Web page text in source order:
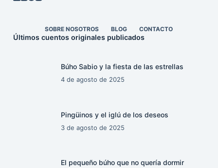
SOBRE NOSOTROS BLOG CONTACTO
Últimos cuentos originales publicados
Búho Sabio y la fiesta de las estrellas
4 de agosto de 2025
Pingüinos y el iglú de los deseos
3 de agosto de 2025
El pequeño búho que no quería dormir